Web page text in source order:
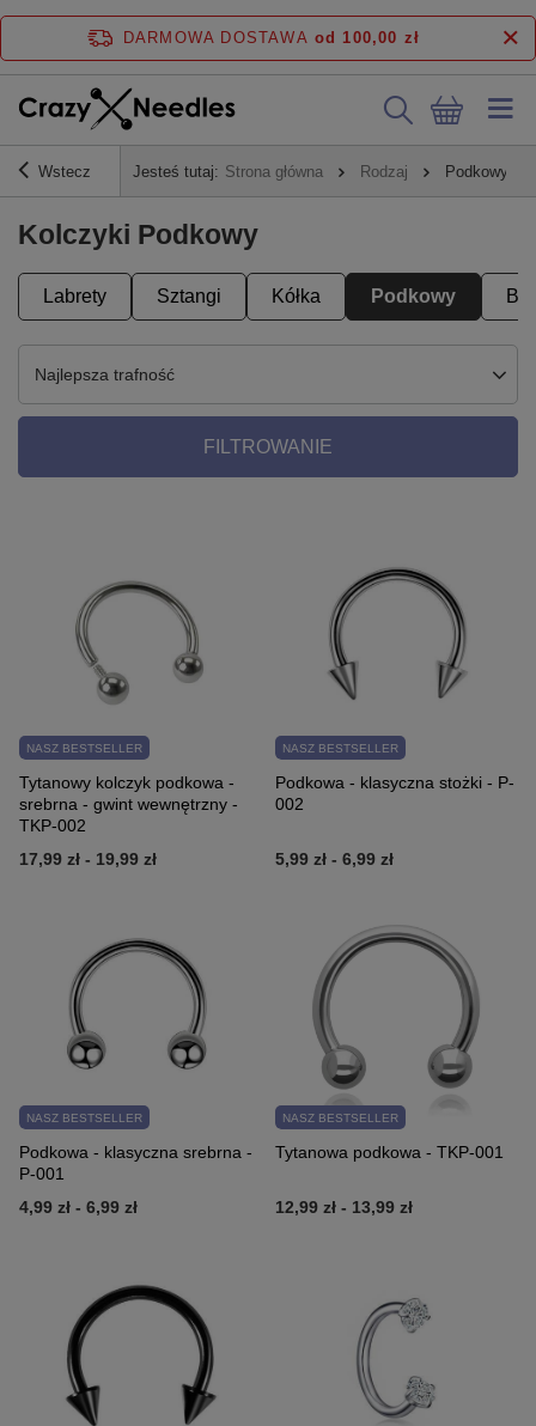
DARMOWA DOSTAWA od 100,00 zł
Wstecz Jesteś tutaj: Strona główna Rodzaj Podkowy
Kolczyki Podkowy
Labrety Sztangi Kółka Podkowy
Najlepsza trafność
FILTROWANIE
NASZ BESTSELLER
Tytanowy kolczyk podkowa -
srebrna - gwint wewnętrzny -
TKP-002
17,99 zł - 19,99 zł
NASZ BESTSELLER
Podkowa - klasyczna stożki - P-
002
5,99 zł - 6,99 zł
NASZ BESTSELLER
Podkowa - klasyczna srebrna -
P-001
4,99 zł - 6,99 zł
NASZ BESTSELLER
Tytanowa podkowa - TKP-001
12,99 zł - 13,99 zł